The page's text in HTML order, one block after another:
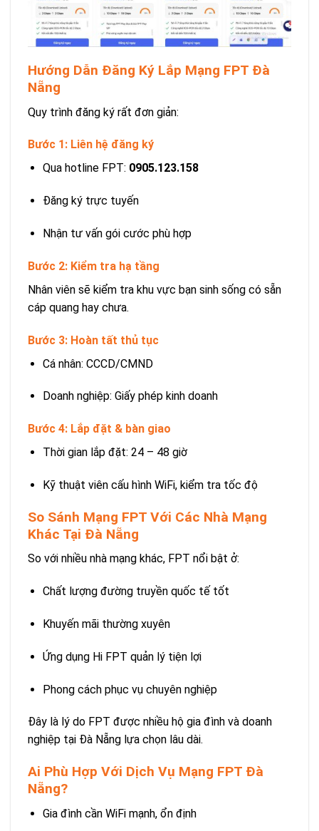
Hướng Dẫn Đăng Ký Lắp Mạng FPT Đà
Nẵng
Quy trình đăng ký rất đơn giản:
Bước 1: Liên hệ đăng ký
Qua hotline FPT: 0905.123.158
Đăng ký trực tuyến
Nhận tư vấn gói cước phù hợp
Bước 2: Kiểm tra hạ tầng
Nhân viên sẽ kiểm tra khu vực bạn sinh sống có sẵn
cáp quang hay chưa.
Bước 3: Hoàn tất thủ tục
Cá nhân: CCCD/CMND
Doanh nghiệp: Giấy phép kinh doanh
Bước 4: Lắp đặt & bàn giao
Thời gian lắp đặt: 24 – 48 giờ
Kỹ thuật viên cấu hình WiFi, kiểm tra tốc độ
So Sánh Mạng FPT Với Các Nhà Mạng
Khác Tại Đà Nẵng
So với nhiều nhà mạng khác, FPT nổi bật ở:
Chất lượng đường truyền quốc tế tốt
Khuyến mãi thường xuyên
Ứng dụng Hi FPT quản lý tiện lợi
Phong cách phục vụ chuyên nghiệp
Đây là lý do FPT được nhiều hộ gia đình và doanh
nghiệp tại Đà Nẵng lựa chọn lâu dài.
Ai Phù Hợp Với Dịch Vụ Mạng FPT Đà
Nẵng?
Gia đình cần WiFi mạnh, ổn định